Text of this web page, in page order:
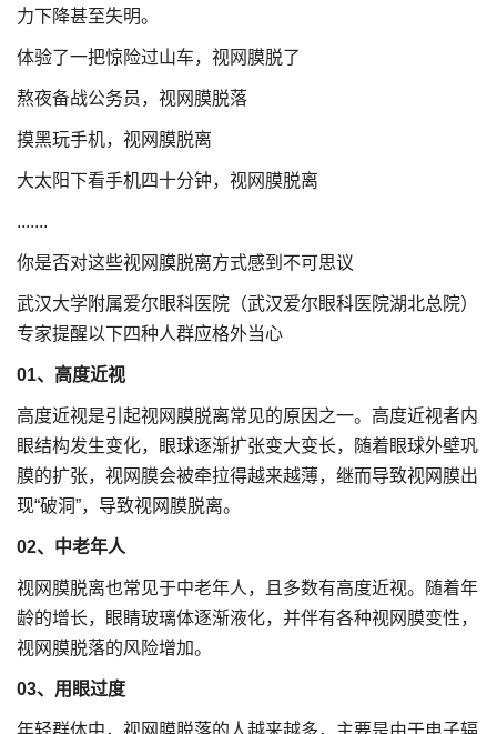
力下降甚至失明。
体验了一把惊险过山车，视网膜脱了
熬夜备战公务员，视网膜脱落
摸黑玩手机，视网膜脱离
大太阳下看手机四十分钟，视网膜脱离
.......
你是否对这些视网膜脱离方式感到不可思议
武汉大学附属爱尔眼科医院（武汉爱尔眼科医院湖北总院）
专家提醒以下四种人群应格外当心
01、高度近视
高度近视是引起视网膜脱离常见的原因之一。高度近视者内
眼结构发生变化，眼球逐渐扩张变大变长，随着眼球外壁巩
膜的扩张，视网膜会被牵拉得越来越薄，继而导致视网膜出
现“破洞”，导致视网膜脱离。
02、中老年人
视网膜脱离也常见于中老年人，且多数有高度近视。随着年
龄的增长，眼睛玻璃体逐渐液化，并伴有各种视网膜变性，
视网膜脱落的风险增加。
03、用眼过度
年轻群体中，视网膜脱落的人越来越多，主要是由于电子辐